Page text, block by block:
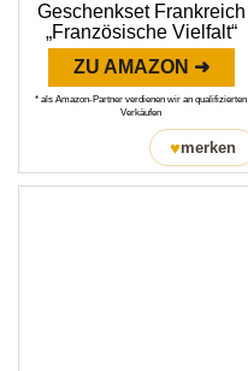
Geschenkset Frankreich
„Französische Vielfalt“
ZU AMAZON ➜
* als Amazon-Partner verdienen wir an qualifizierten
Verkäufen
♥merken